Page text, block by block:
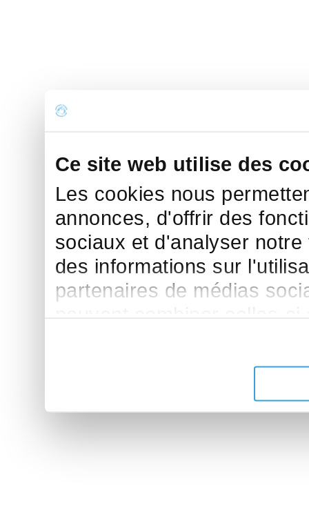
Ce site web utilise des
Les cookies nous
annonces, d'offrir des
sociaux et d'analyser
des informations sur
partenaires de médias